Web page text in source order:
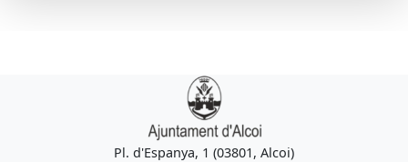
Pl. d'Espanya, 1 (03801, Alcoi)